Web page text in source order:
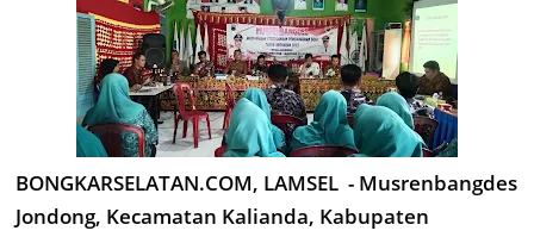
BONGKARSELATAN.COM, LAMSEL - Musrenbangdes
Jondong, Kecamatan Kalianda, Kabupaten